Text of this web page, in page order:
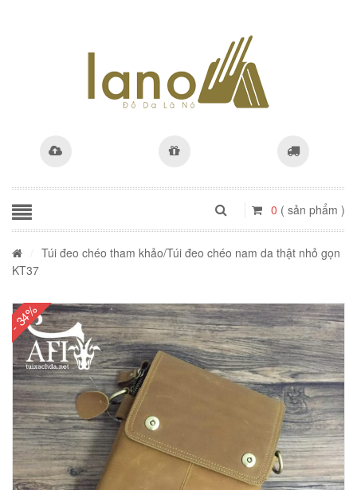
0 ( sản phẩm )
Túi đeo chéo tham khảo/Túi đeo chéo nam da thật nhỏ gọn
KT37
- 34%